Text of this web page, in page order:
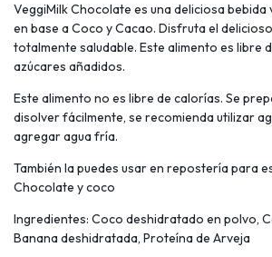
VeggiMilk Chocolate es una deliciosa
en base a Coco y Cacao. Disfruta el
totalmente saludable. Este alimento es libre
azúcares añadidos.
Este alimento no es libre de calorías. Se
disolver fácilmente, se recomienda utilizar
agregar agua fría.
También la puedes usar en repostería para
Chocolate y coco
Ingredientes: Coco deshidratado en polvo,
Banana deshidratada, Proteína de Arveja